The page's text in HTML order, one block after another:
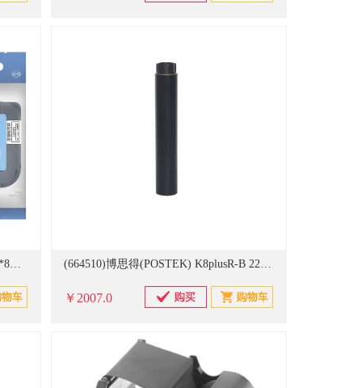
(381687)硕方(SUPVAN) L-231 12mm*8m白底黑字 色带(单位：盒) (664510)博思得(POSTEK) K8plusR-B 220mm*60m 黑 色带(单位：卷)
￥2007.0